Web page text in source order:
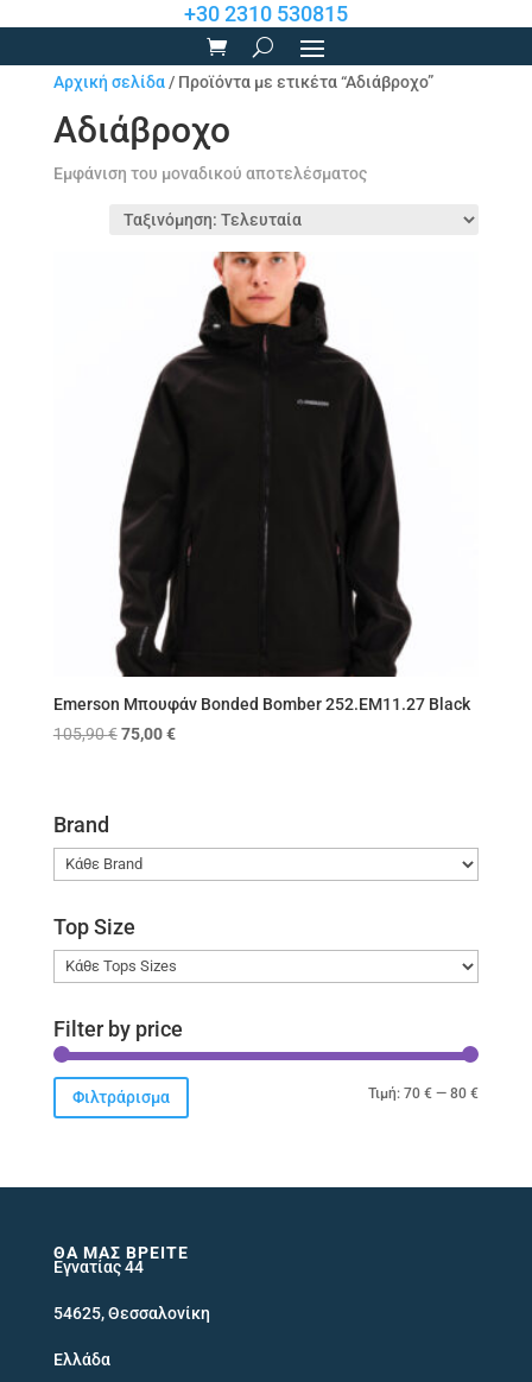
+30 2310 530815
Αρχική σελίδα/ Προϊόντα με ετικέτα “Αδιάβροχο”
Αδιάβροχο
Εμφάνιση του μοναδικού αποτελέσματος
Emerson Μπουφάν Bonded Bomber 252.EM11.27 Black
105,90€ Original
75,00€Η
Brand
Top Size
Filter by price
Φιλτράρισμα Τιμή:70 € —80 €
ΘΑ ΜΑΣ ΒΡΕΊΤΕ
Εγνατίας 44
54625, Θεσσαλονίκη
Ελλάδα